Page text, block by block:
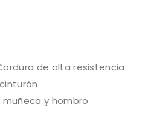
de alta resistencia
y hombro